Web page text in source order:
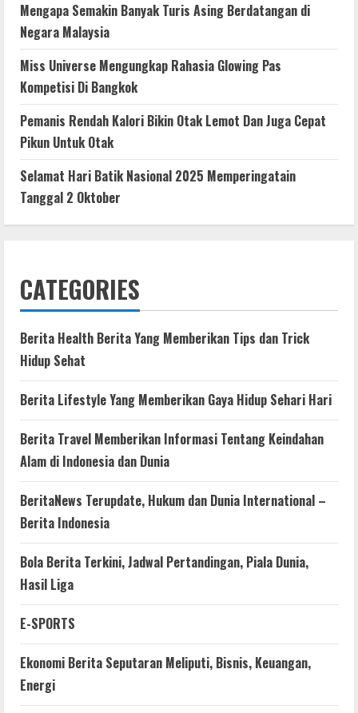
Mengapa Semakin Banyak Turis Asing Berdatangan di
Negara Malaysia
Miss Universe Mengungkap Rahasia Glowing Pas
Kompetisi Di Bangkok
Pemanis Rendah Kalori Bikin Otak Lemot Dan Juga Cepat
Pikun Untuk Otak
Selamat Hari Batik Nasional 2025 Memperingatain
Tanggal 2 Oktober
CATEGORIES
Berita Health Berita Yang Memberikan Tips dan Trick
Hidup Sehat
Berita Lifestyle Yang Memberikan Gaya Hidup Sehari Hari
Berita Travel Memberikan Informasi Tentang Keindahan
Alam di Indonesia dan Dunia
BeritaNews Terupdate, Hukum dan Dunia International –
Berita Indonesia
Bola Berita Terkini, Jadwal Pertandingan, Piala Dunia,
Hasil Liga
E-SPORTS
Ekonomi Berita Seputaran Meliputi, Bisnis, Keuangan,
Energi